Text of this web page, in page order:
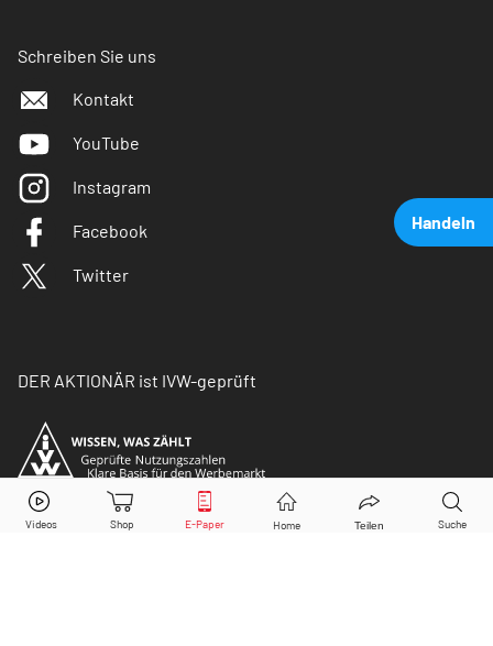
Handeln
Take 2 Interactive Aktie jetzt handeln?
Schreiben Sie uns
Kontakt
YouTube
Instagram
Facebook
Twitter
DER AKTIONÄR ist IVW-geprüft